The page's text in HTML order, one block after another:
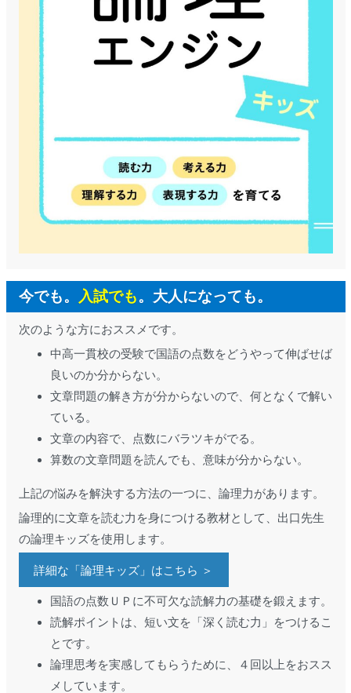
今でも。 入試でも。大人になっても。
次のような方におススメです。
中高一貫校の受験で国語の点数をどうやって伸ばせば
良いのか分からない。
文章問題の解き方が分からないので、何となくで解い
ている。
文章の内容で、点数にバラツキがでる。
算数の文章問題を読んでも、意味が分からない。
上記の悩みを解決する方法の一つに、論理力があります。
論理的に文章を読む力を身につける教材として、出口先生
の論理キッズを使用します。
詳細な「論理キッズ」はこちら ＞
国語の点数ＵＰに不可欠な読解力の基礎を鍛えます。
読解ポイントは、短い文を「深く読む力」をつけるこ
とです。
論理思考を実感してもらうために、４回以上をおスス
メしています。